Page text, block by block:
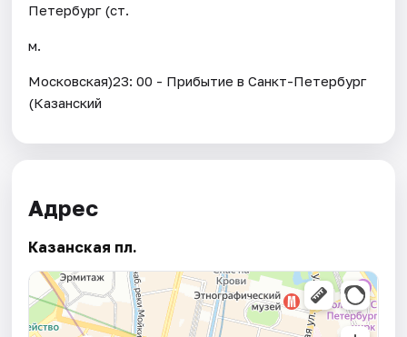
Петербург (ст.
м.
Московская)23: 00 - Прибытие в Санкт-Петербург
(Казанский
Адрес
Казанская пл.